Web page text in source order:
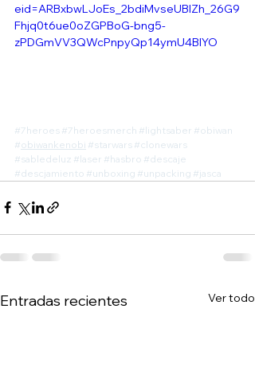
eid=ARBxbwLJoEs_2bdiMvseUBlZh_26G9
Fhjq0t6ue0oZGPBoG-bng5-
zPDGmVV3QWcPnpyQp14ymU4BIYO
#7heroes #7heroesmerch #lightsaber #obiwan
#obiwankenobi #starwars #clonewars
#sabledeluz #laser #hasbro #descaje
#descjamiento #unboxing #unpacking #jasca
Entradas recientes Ver todo